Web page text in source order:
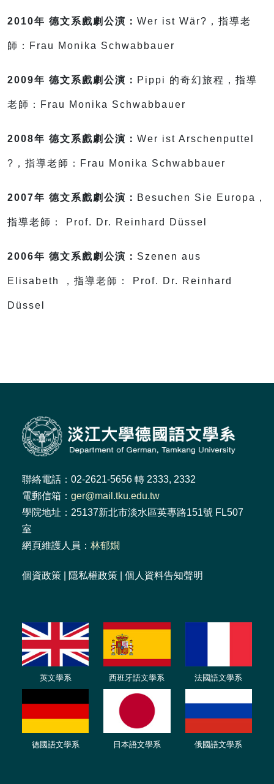
2010年 德文系戲劇公演： Wer ist Wär?，指導老
師：Frau Monika Schwabbauer
2009年 德文系戲劇公演： Pippi 的奇幻旅程，指導
老師：Frau Monika Schwabbauer
2008年 德文系戲劇公演： Wer ist Arschenputtel
?，指導老師：Frau Monika Schwabbauer
2007年 德文系戲劇公演： Besuchen Sie Europa，
指導老師： Prof. Dr. Reinhard Düssel
2006年 德文系戲劇公演： Szenen aus
Elisabeth ，指導老師： Prof. Dr. Reinhard
Düssel
聯絡電話：02-2621-5656 轉 2333, 2332
電郵信箱： ger@mail.tku.edu.tw
學院地址：25137新北市淡水區英專路151號 FL507
室
網頁維護人員： 林郁嫺
個資政策 隱私權政策 個人資料告知聲明
英文學系 西班牙語文學系 法國語文學系
德國語文學系 日本語文學系 俄國語文學系